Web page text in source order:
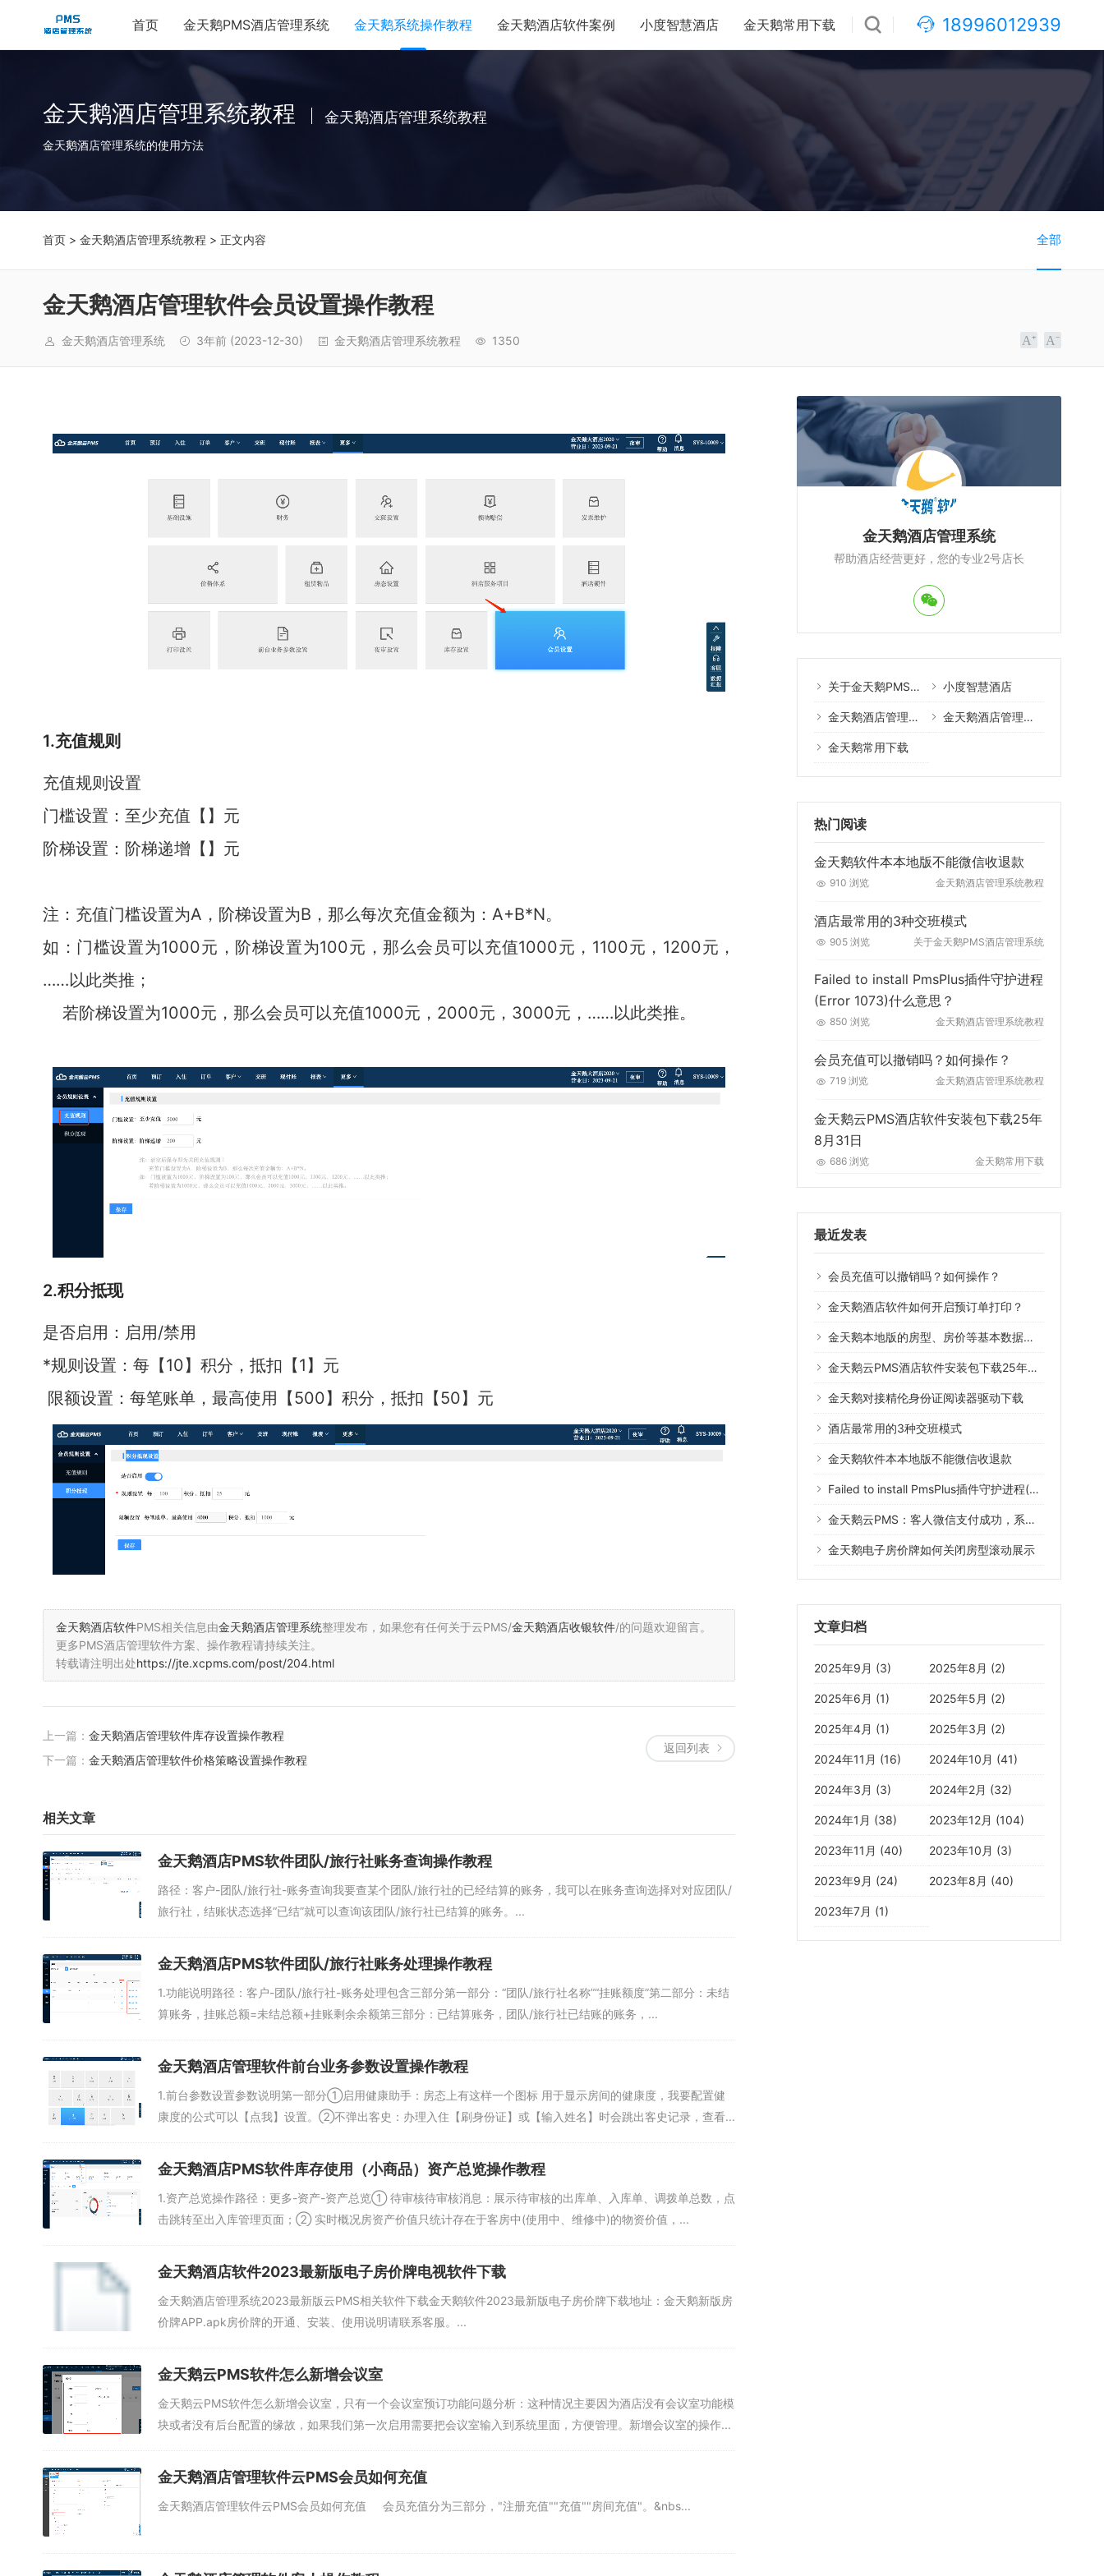
18996012939
首页 金天鹅PMS酒店管理系统 金天鹅系统操作教程 金天鹅酒店软件案例 小度智慧酒店 金天鹅常用下载
金天鹅酒店管理系统教程 金天鹅酒店管理系统教程
金天鹅酒店管理系统的使用方法
首页 > 金天鹅酒店管理系统教程 > 正文内容 全部
金天鹅酒店管理软件会员设置操作教程
金天鹅酒店管理系统 3年前 (2023-12-30) 金天鹅酒店管理系统教程 1350
1.充值规则
充值规则设置
门槛设置：至少充值【】元
阶梯设置：阶梯递增【】元
注：充值门槛设置为A，阶梯设置为B，那么每次充值金额为：A+B*N。
如：门槛设置为1000元，阶梯设置为100元，那么会员可以充值1000元，1100元，1200元，
……以此类推；
若阶梯设置为1000元，那么会员可以充值1000元，2000元，3000元，……以此类推。
2.积分抵现
是否启用：启用/禁用
*规则设置：每【10】积分，抵扣【1】元
限额设置：每笔账单，最高使用【500】积分，抵扣【50】元
金天鹅酒店软件PMS相关信息由金天鹅酒店管理系统整理发布， 如果您有任何关于云PMS/金天鹅酒店收银软件/的问题欢迎留言。
更多PMS酒店管理软件方案、操作教程请持续关注。
转载请注明出处https://jte.xcpms.com/post/204.html
返回列表
上一篇： 金天鹅酒店管理软件库存设置操作教程
下一篇： 金天鹅酒店管理软件价格策略设置操作教程
相关文章
金天鹅酒店PMS软件团队/旅行社账务查询操作教程
路径：客户-团队/旅行社-账务查询我要查某个团队/旅行社的已经结算的账务，我可以在账务查询选择对对应团队/
旅行社，结账状态选择“已结”就可以查询该团队/旅行社已结算的账务。...
金天鹅酒店PMS软件团队/旅行社账务处理操作教程
1.功能说明路径：客户-团队/旅行社-账务处理包含三部分第一部分：“团队/旅行社名称”“挂账额度”第二部分：未结
算账务，挂账总额=未结总额+挂账剩余余额第三部分：已结算账务，团队/旅行社已结账的账务，...
金天鹅酒店管理软件前台业务参数设置操作教程
1.前台参数设置参数说明第一部分①启用健康助手：房态上有这样一个图标 用于显示房间的健康度，我要配置健
康度的公式可以【点我】设置。②不弹出客史：办理入住【刷身份证】或【输入姓名】时会跳出客史记录，查看...
金天鹅酒店PMS软件库存使用（小商品）资产总览操作教程
1.资产总览操作路径：更多-资产-资产总览① 待审核待审核消息：展示待审核的出库单、入库单、调拨单总数，点
击跳转至出入库管理页面；② 实时概况房资产价值只统计存在于客房中(使用中、维修中)的物资价值，...
金天鹅酒店软件2023最新版电子房价牌电视软件下载
金天鹅酒店管理系统2023最新版云PMS相关软件下载金天鹅软件2023最新版电子房价牌下载地址：金天鹅新版房
价牌APP.apk房价牌的开通、安装、使用说明请联系客服。...
金天鹅云PMS软件怎么新增会议室
金天鹅云PMS软件怎么新增会议室，只有一个会议室预订功能问题分析：这种情况主要因为酒店没有会议室功能模
块或者没有后台配置的缘故，如果我们第一次启用需要把会议室输入到系统里面，方便管理。新增会议室的操作...
金天鹅酒店管理软件云PMS会员如何充值
金天鹅酒店管理软件云PMS会员如何充值 会员充值分为三部分，"注册充值""充值""房间充值"。&nbs...
金天鹅酒店管理系统
帮助酒店经营更好，您的专业2号店长
关于金天鹅PMS酒店管理系统 小度智慧酒店
金天鹅酒店管理系统案例 金天鹅酒店管理系统教程
金天鹅常用下载
热门阅读
金天鹅软件本本地版不能微信收退款
910 浏览 金天鹅酒店管理系统教程
酒店最常用的3种交班模式
905 浏览 关于金天鹅PMS酒店管理系统
Failed to install PmsPlus插件守护进程
(Error 1073)什么意思？
850 浏览 金天鹅酒店管理系统教程
会员充值可以撤销吗？如何操作？
719 浏览 金天鹅酒店管理系统教程
金天鹅云PMS酒店软件安装包下载25年
8月31日
686 浏览 金天鹅常用下载
最近发表
会员充值可以撤销吗？如何操作？
金天鹅酒店软件如何开启预订单打印？
金天鹅本地版的房型、房价等基本数据可以导入云版系统用吗？
金天鹅云PMS酒店软件安装包下载25年8月31日
金天鹅对接精伦身份证阅读器驱动下载
酒店最常用的3种交班模式
金天鹅软件本本地版不能微信收退款
Failed to install PmsPlus插件守护进程(Error 1073)什么意思？
金天鹅云PMS：客人微信支付成功，系统没有记录
金天鹅电子房价牌如何关闭房型滚动展示
文章归档
2025年9月 (3) 2025年8月 (2)
2025年6月 (1) 2025年5月 (2)
2025年4月 (1) 2025年3月 (2)
2024年11月 (16) 2024年10月 (41)
2024年3月 (3) 2024年2月 (32)
2024年1月 (38) 2023年12月 (104)
2023年11月 (40) 2023年10月 (3)
2023年9月 (24) 2023年8月 (40)
2023年7月 (1)